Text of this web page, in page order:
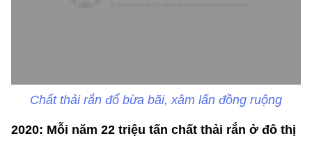
Chất thải rắn đổ bừa bãi, xâm lấn đồng ruộng
2020: Mỗi năm 22 triệu tấn chất thải rắn ở đô thị